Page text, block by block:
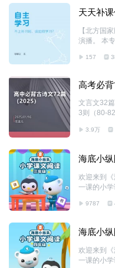
天天补
【北方国
演播。 本专辑根据四川大学华西医院心理卫生中心心理
学？》演
班，也能成为学习高手!
关键钱包
都做错了！ 本专辑为追求学术和个人发展的读者提供了
全面的指
高中生的
157
高考必背
文言文32
3则（80-
3.9万
海底小纵
欢迎来到
一课的小
理解课文
挥想象力
地理解文本背
呱唧的朗读
习的乐趣
9787
海底小纵
欢迎来到
一课的小